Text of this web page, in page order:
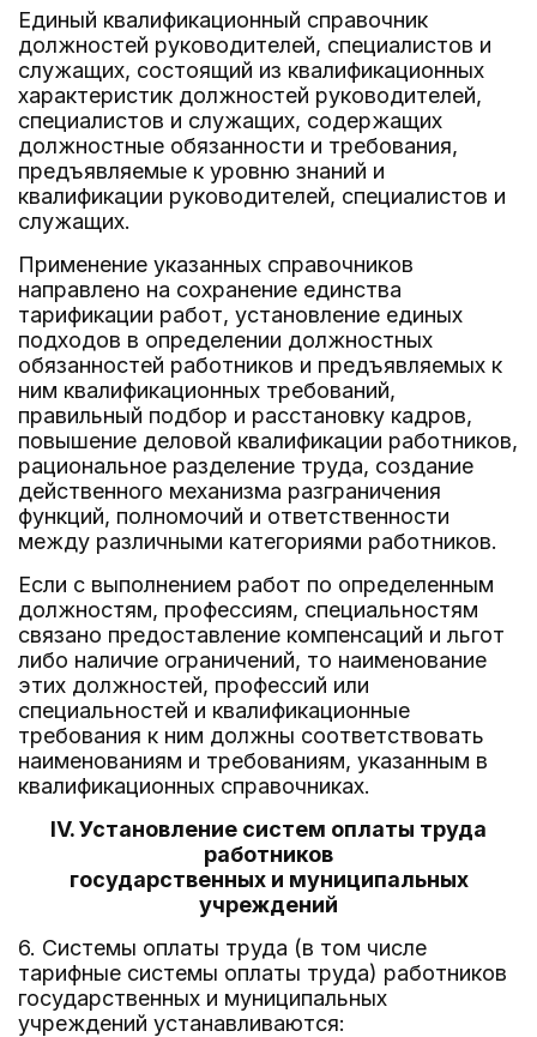
Единый квалификационный справочник
должностей руководителей, специалистов и
служащих, состоящий из квалификационных
характеристик должностей руководителей,
специалистов и служащих, содержащих
должностные обязанности и требования,
предъявляемые к уровню знаний и
квалификации руководителей, специалистов и
служащих.
Применение указанных справочников
направлено на сохранение единства
тарификации работ, установление единых
подходов в определении должностных
обязанностей работников и предъявляемых к
ним квалификационных требований,
правильный подбор и расстановку кадров,
повышение деловой квалификации работников,
рациональное разделение труда, создание
действенного механизма разграничения
функций, полномочий и ответственности
между различными категориями работников.
Если с выполнением работ по определенным
должностям, профессиям, специальностям
связано предоставление компенсаций и льгот
либо наличие ограничений, то наименование
этих должностей, профессий или
специальностей и квалификационные
требования к ним должны соответствовать
наименованиям и требованиям, указанным в
квалификационных справочниках.
IV. Установление систем оплаты труда
работников
государственных и муниципальных
учреждений
6. Системы оплаты труда (в том числе
тарифные системы оплаты труда) работников
государственных и муниципальных
учреждений устанавливаются: